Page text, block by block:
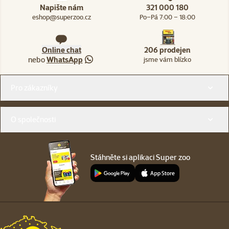
Napište nám
eshop@superzoo.cz
321 000 180
Po–Pá 7:00 – 18:00
Online chat
neboWhatsApp
206 prodejen
jsme vám blízko
Stáhněte si aplikaci Super zoo